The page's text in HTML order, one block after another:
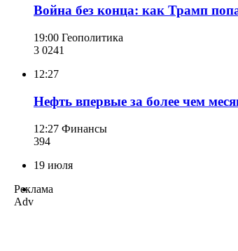
Война без конца: как Трамп
19:00 Геополитика
3 0241
12:27
Нефть впервые за более чем
12:27 Финансы
394
19 июля
Реклама
Adv